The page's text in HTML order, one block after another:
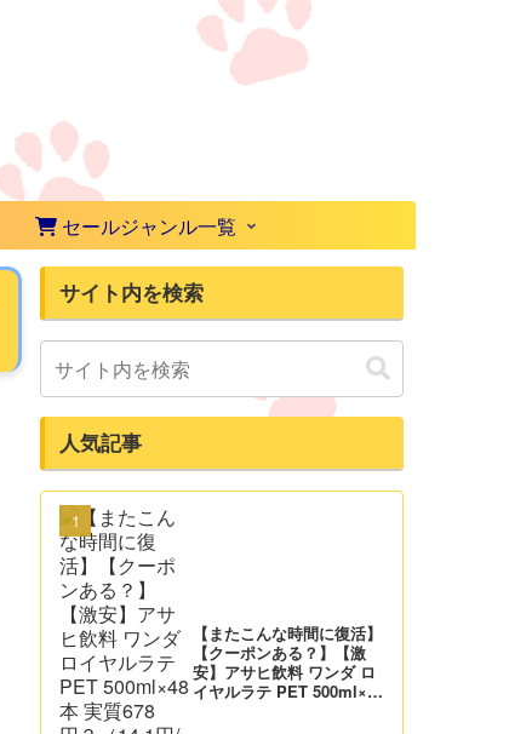
セールジャンル一覧
サイト内を検索
人気記事
【またこんな時間に復活】
【クーポンある？】【激
安】アサヒ飲料 ワンダ ロ
イヤルラテ PET 500ml×48